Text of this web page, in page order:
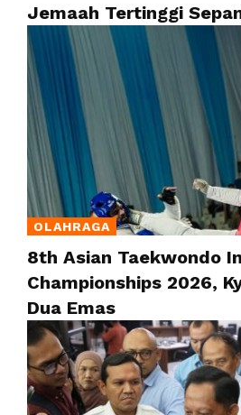
Jemaah Tertinggi
OLAHRAGA
8th Asian Taekwondo
Championships 2026,
Dua Emas